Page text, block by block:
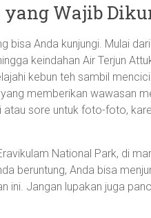
Wajib
bisa Anda kunjungi. Mulai
keindahan Air Terjun
kebun teh sambil
memberikan wawasan
atau sore untuk foto-foto,
National Park, di
beruntung, Anda bisa
ini. Jangan lupakan juga